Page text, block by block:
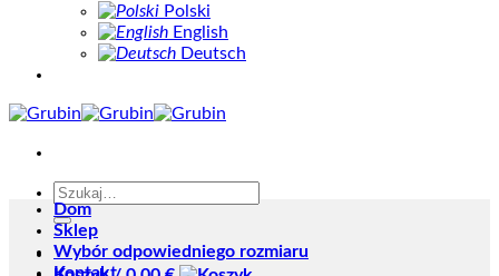
Polski
English
Deutsch
Szukaj:
Dom
Sklep
Wybór odpowiedniego rozmiaru